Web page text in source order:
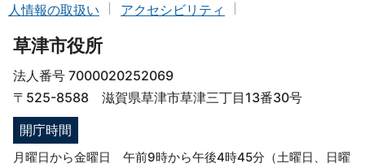
人情報の取扱い
アクセシビリティ
草津市役所
法人番号 7000020252069
〒525-8588 滋賀県草津市草津三丁目13番30号
開庁時間
月曜日から金曜日 午前9時から午後4時45分（土曜日、日曜